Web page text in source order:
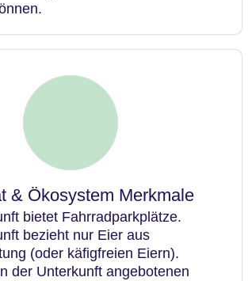
& Ökosystem Merkmale
bietet Fahrradparkplätze.
bezieht nur Eier aus
(oder käfigfreien Eiern).
der Unterkunft angebotenen